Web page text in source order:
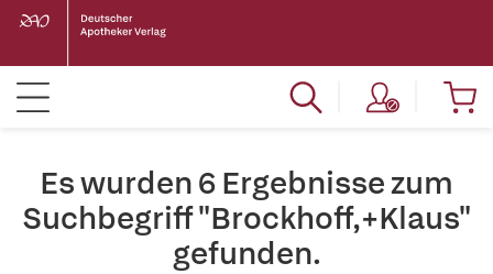
Es wurden 6 Ergebnisse zum
Suchbegriff "Brockhoff,+Klaus"
gefunden.